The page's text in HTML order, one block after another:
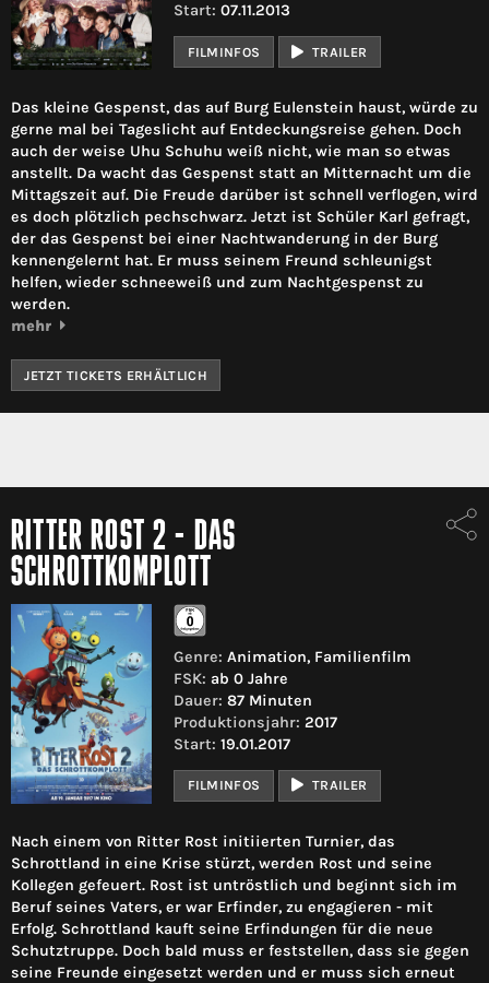
Start: 07.11.2013
FILMINFOS TRAILER
Das kleine Gespenst, das auf Burg Eulenstein haust, würde zu
gerne mal bei Tageslicht auf Entdeckungsreise gehen. Doch
auch der weise Uhu Schuhu weiß nicht, wie man so etwas
anstellt. Da wacht das Gespenst statt an Mitternacht um die
Mittagszeit auf. Die Freude darüber ist schnell verflogen, wird
es doch plötzlich pechschwarz. Jetzt ist Schüler Karl gefragt,
der das Gespenst bei einer Nachtwanderung in der Burg
kennengelernt hat. Er muss seinem Freund schleunigst
helfen, wieder schneeweiß und zum Nachtgespenst zu
werden.
mehr
JETZT TICKETS ERHÄLTLICH
RITTER ROST 2 - DAS
SCHROTTKOMPLOTT
Genre: Animation, Familienfilm
FSK: ab 0 Jahre
Dauer: 87 Minuten
Produktionsjahr: 2017
Start: 19.01.2017
FILMINFOS TRAILER
Nach einem von Ritter Rost initiierten Turnier, das
Schrottland in eine Krise stürzt, werden Rost und seine
Kollegen gefeuert. Rost ist untröstlich und beginnt sich im
Beruf seines Vaters, er war Erfinder, zu engagieren - mit
Erfolg. Schrottland kauft seine Erfindungen für die neue
Schutztruppe. Doch bald muss er feststellen, dass sie gegen
seine Freunde eingesetzt werden und er muss sich erneut